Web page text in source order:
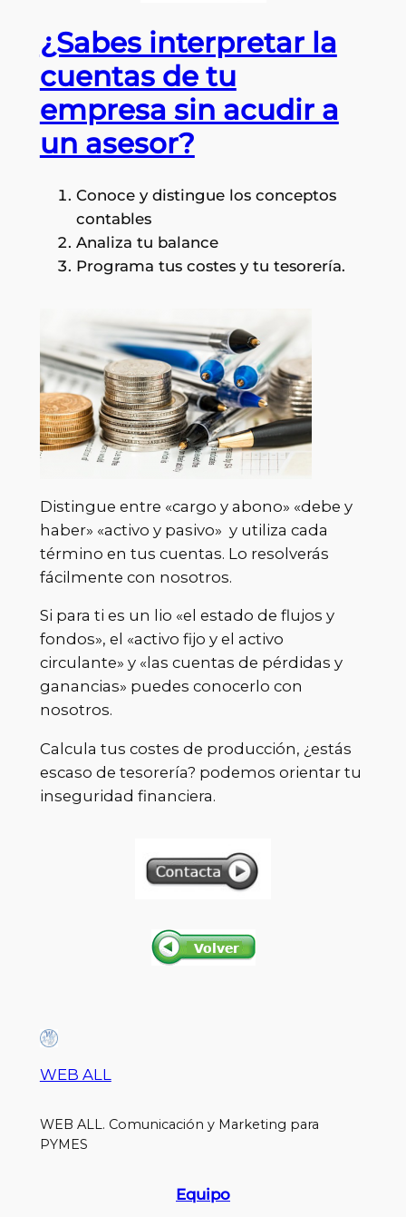
¿Sabes interpretar la
cuentas de tu
empresa sin acudir a
un asesor?
Conoce y distingue los conceptos
contables
Analiza tu balance
Programa tus costes y tu tesorería.
Distingue entre «cargo y abono» «debe y
haber» «activo y pasivo» y utiliza cada
término en tus cuentas. Lo resolverás
fácilmente con nosotros.
Si para ti es un lio «el estado de flujos y
fondos», el «activo fijo y el activo
circulante» y «las cuentas de pérdidas y
ganancias» puedes conocerlo con
nosotros.
Calcula tus costes de producción, ¿estás
escaso de tesorería? podemos orientar tu
inseguridad financiera.
WEB ALL
WEB ALL. Comunicación y Marketing para
PYMES
Equipo